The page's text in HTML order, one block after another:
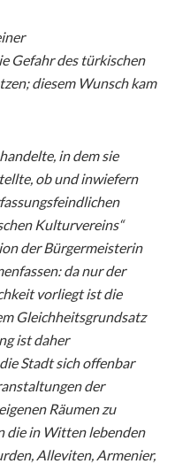
Gefahr des türkischen
diesem Wunsch kam
in dem sie
ob und inwiefern
Kulturvereins“
der Bürgermeisterin
da nur der
vorliegt ist die
Gleichheitsgrundsatz
ist daher
die Stadt sich offenbar
der
Räumen zu
die in Witten lebenden
Alleviten, Armenier,